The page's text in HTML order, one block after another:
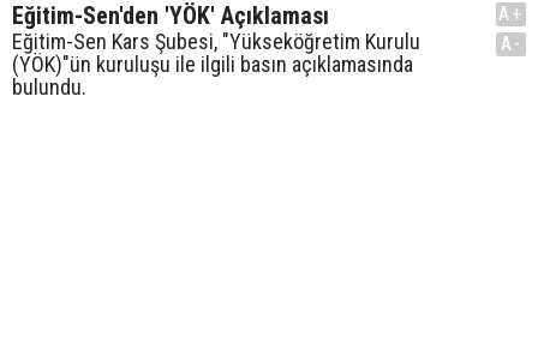
Eğitim-Sen'den 'YÖK' Açıklaması
Eğitim-Sen Kars Şubesi, "Yükseköğretim Kurulu
(YÖK)"ün kuruluşu ile ilgili basın açıklamasında
bulundu.
A+
A-